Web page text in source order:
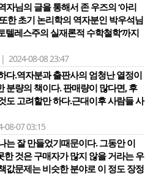
님의 글을 통해서 존 우즈의 ‘아리
한 초기 논리학의 역자분인 박우석님
텔레스주의 실재론적 수학철학‘까지
2024-08-08 23:47
다.역자분과 출판사의 엄청난 열정이
분량의 책이다. 판매량이 많다면, 후
도 고려할만 하다.근대이후 사람들 사
07 03:15
는 잘 만들었기때문이다. 그동안 이
것은 구매자가 많지 않을 거라는 우
값문제는 비슷한 분야로 이 정도 장정